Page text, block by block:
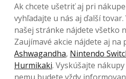
Ak chcete ušetriť aj pri
vyhľadajte u nás aj ďalší tovar.
našej stránke nájdete všetko
Zaujímavé akcie nájdete aj na
Ashwagandha, Nintendo
Hurmikaki. Vyskúšajte